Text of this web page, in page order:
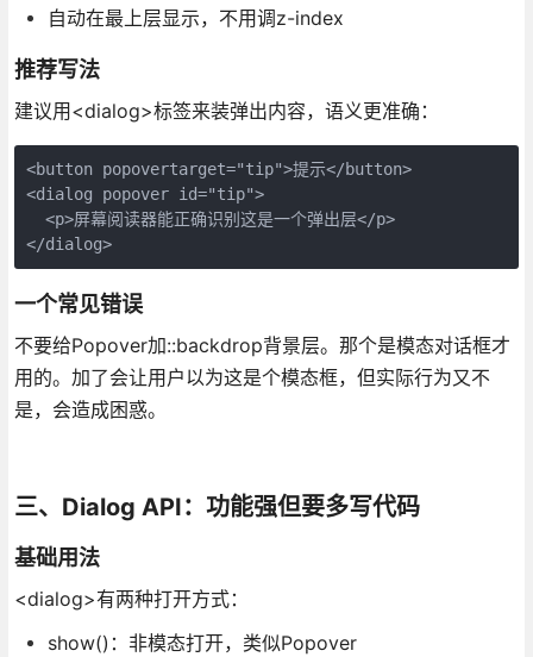
自动在最上层显示，不用调z-index
推荐写法
建议用<dialog>标签来装弹出内容，语义更准确：
<button popovertarget="tip">提示</button>
<dialog popover id="tip">
  <p>屏幕阅读器能正确识别这是一个弹出层</p>
</dialog>
一个常见错误
不要给Popover加::backdrop背景层。那个是模态对话框才
用的。加了会让用户以为这是个模态框，但实际行为又不
是，会造成困惑。
三、Dialog API：功能强但要多写代码
基础用法
<dialog>有两种打开方式：
show()：非模态打开，类似Popover